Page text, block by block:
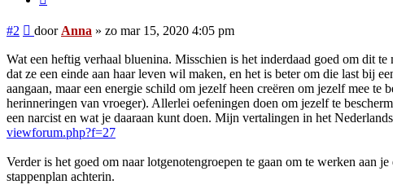
#2 Bericht
door Anna » zo mar 15, 2020 4:05 pm
Wat een heftig verhaal bluenina. Misschien is het inderdaad goed om dit
dat ze een einde aan haar leven wil maken, en het is beter om die last bij
aangaan, maar een energie schild om jezelf heen creëren om jezelf mee
herinneringen van vroeger). Allerlei oefeningen doen om jezelf te
een narcist en wat je daaraan kunt doen. Mijn vertalingen in het
viewforum.php?f=27
Verder is het goed om naar lotgenotengroepen te gaan om te werken aan
stappenplan achterin.